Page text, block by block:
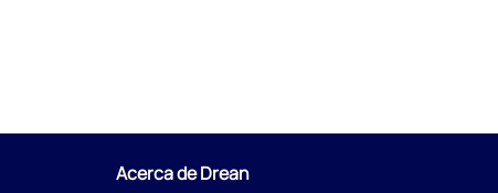
Acerca de Drean